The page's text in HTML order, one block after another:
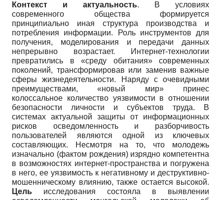
Контекст и актуальность. В условиях
современного общества формируется
принципиально иная структура производства и
потребления информации. Роль инструментов для
получения, моделирования и передачи данных
непрерывно возрастает. Интернет-технологии
превратились в «среду обитания» современных
поколений, трансформировав или заменив важные
сферы жизнедеятельности. Наряду с очевидными
преимуществами, «новый мир» принес
колоссальное количество уязвимости в отношении
безопасности личности и субъектов труда. В
системах актуальной защиты от информационных
рисков осведомленность и разборчивость
пользователей являются одной из ключевых
составляющих. Несмотря на то, что молодежь
изначально (фактом рождения) изрядно компетентна
в возможностях интернет-пространства и погружена
в него, ее уязвимость к негативному и деструктивно-
мошенническому влиянию, также остается высокой.
Цель исследования состояла в выявлении